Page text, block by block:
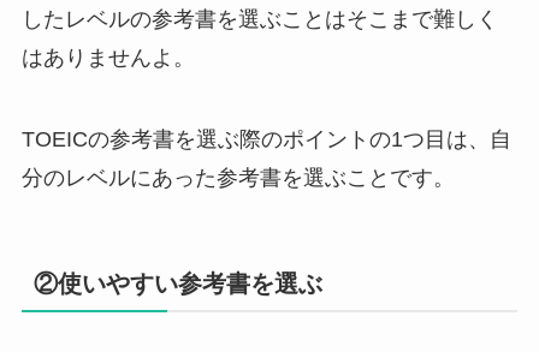
したレベルの参考書を選ぶことはそこまで難しく
はありませんよ。
TOEICの参考書を選ぶ際のポイントの1つ目は、自
分のレベルにあった参考書を選ぶことです。
②使いやすい参考書を選ぶ